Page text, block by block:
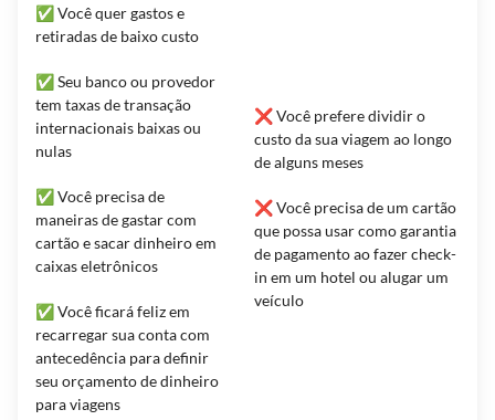
✅ Você quer gastos e
retiradas de baixo custo
✅ Seu banco ou provedor
tem taxas de transação
internacionais baixas ou
nulas
✅ Você precisa de
maneiras de gastar com
cartão e sacar dinheiro em
caixas eletrônicos
✅ Você ficará feliz em
recarregar sua conta com
antecedência para definir
seu orçamento de dinheiro
para viagens
❌ Você prefere dividir o
custo da sua viagem ao longo
de alguns meses
❌ Você precisa de um cartão
que possa usar como garantia
de pagamento ao fazer check-
in em um hotel ou alugar um
veículo